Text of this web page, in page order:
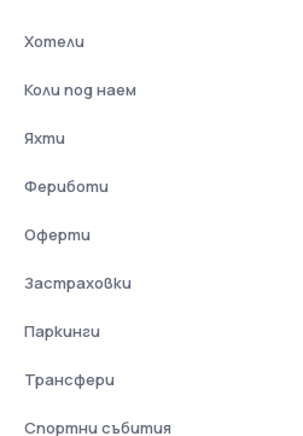
Хотели
Коли под наем
Яхти
Фериботи
Оферти
Застраховки
Паркинги
Трансфери
Спортни събития